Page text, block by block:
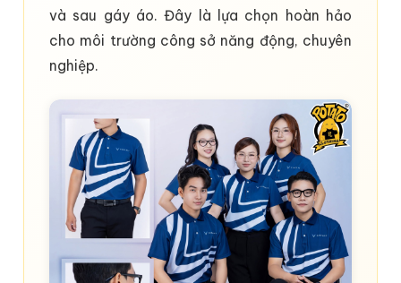
và sau gáy áo. Đây là lựa chọn hoàn hảo
cho môi trường công sở năng động, chuyên
nghiệp.